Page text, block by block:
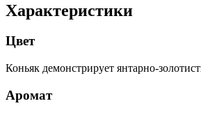
Характеристики
Цвет
Коньяк демонстрирует янтарно-
Аромат